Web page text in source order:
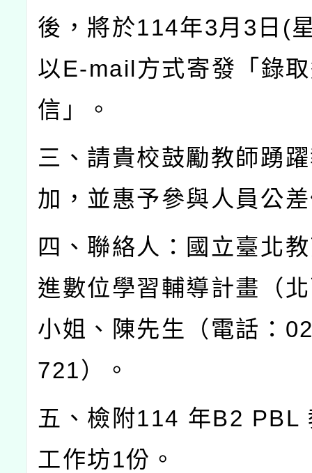
後，將於114年3月 3 日 (
以E-mail方式寄發「錄
信」。
三、請貴校鼓勵教師踴
加，並惠予參與人員公
四、聯絡人：國立臺北
進數位學習輔導計畫（
小姐、陳先生（電話：
721）。
五、檢附114 年B2 PBL
工作坊1份。